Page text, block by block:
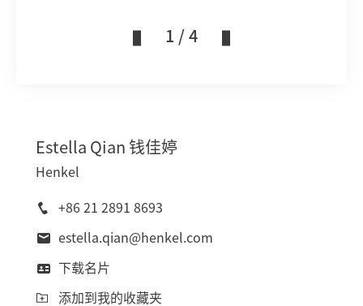
1 / 4
Estella Qian 钱佳婷
Henkel
+86 21 2891 8693
estella.qian@henkel.com
下载名片
添加到我的收藏夹